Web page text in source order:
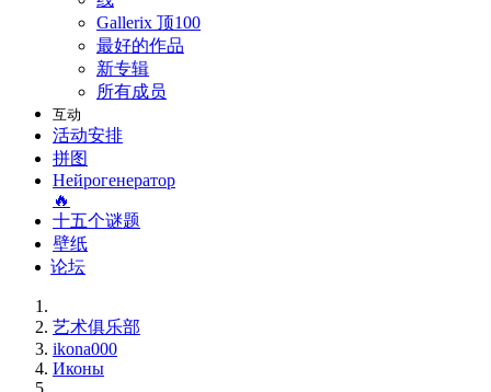
Gallerix 顶100
最好的作品
新专辑
所有成员
互动
活动安排
拼图
Нейрогенератор
🔥
十五个谜题
壁纸
论坛
艺术俱乐部
ikona000
Иконы